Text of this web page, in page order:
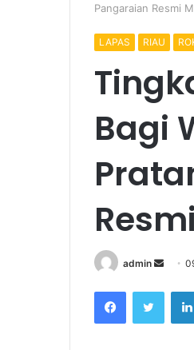
Pangaraian Resmi
LAPAS RIAU
Bagi
admin
Send
email
Facebook